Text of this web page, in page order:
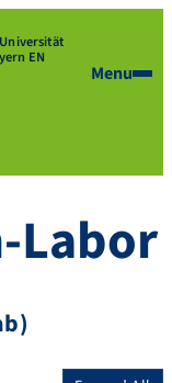
EN
Menu
Labor